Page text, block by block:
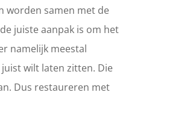
worden samen met de
juiste aanpak is om het
namelijk meestal
wilt laten zitten. Die
Dus restaureren met